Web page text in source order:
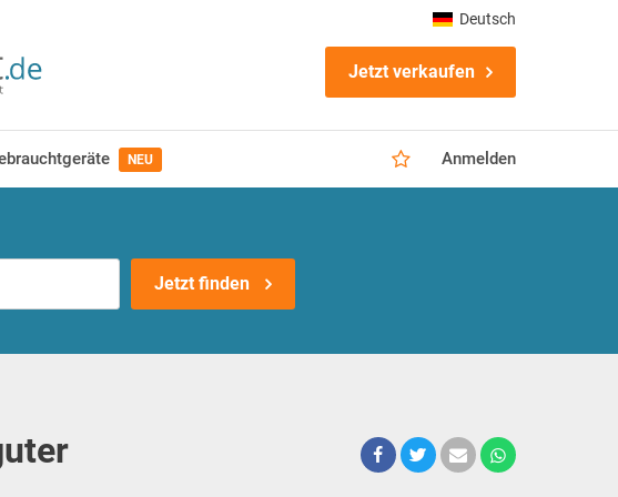
Jetzt verkaufen
NEU Anmelden
Deutsch
Jetzt finden